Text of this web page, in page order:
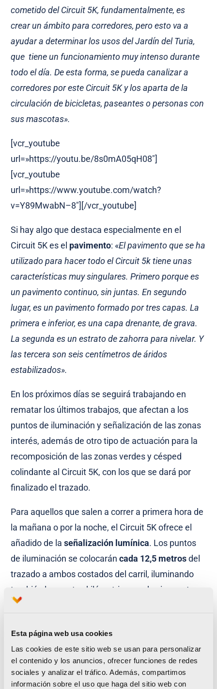
Esta página web usa cookies
Las cookies de este sitio web se usan para personalizar
el contenido y los anuncios, ofrecer funciones de redes
sociales y analizar el tráfico. Además, compartimos
información sobre el uso que haga del sitio web con
cometido del Circuit 5K, fundamentalmente, es
crear un ámbito para corredores, pero esto va a
ayudar a determinar los usos del Jardín del Turia,
que tiene un funcionamiento muy intenso durante
todo el día. De esta forma, se pueda canalizar a
corredores por este Circuit 5K y los aparta de la
circulación de bicicletas, paseantes o personas con
sus mascotas».
[vcr_youtube
url=»https://youtu.be/8s0mA05qH08″]
[vcr_youtube
url=»https://www.youtube.com/watch?
v=Y89MwabN–8″][/vcr_youtube]
Si hay algo que destaca especialmente en el
Circuit 5K es el pavimento: «El pavimento que se ha
utilizado para hacer todo el Circuit 5k tiene unas
características muy singulares. Primero porque es
un pavimento continuo, sin juntas. En segundo
lugar, es un pavimento formado por tres capas. La
primera e inferior, es una capa drenante, de grava.
La segunda es un estrato de zahorra para nivelar. Y
las tercera son seis centímetros de áridos
estabilizados».
En los próximos días se seguirá trabajando en
rematar los últimos trabajos, que afectan a los
puntos de iluminación y señalización de las zonas
interés, además de otro tipo de actuación para la
recomposición de las zonas verdes y césped
colindante al Circuit 5K, con los que se dará por
finalizado el trazado.
Para aquellos que salen a correr a primera hora de
la mañana o por la noche, el Circuit 5K ofrece el
añadido de laseñalización lumínica. Los puntos
de iluminación se colocaráncada 12,5 metrosdel
trazado a ambos costados del carril, iluminando
también los puntos kilómetricos cada cien metros,
así como la señalética relevante. «Esto va a
de falta de luz, al principio y al final del día. Este
tipo de luz es de bajo consumo y gasto mínimo, y
con una intensidad baja para que no haya ningún
tipo de contaminación lumínica. El funcionamiento